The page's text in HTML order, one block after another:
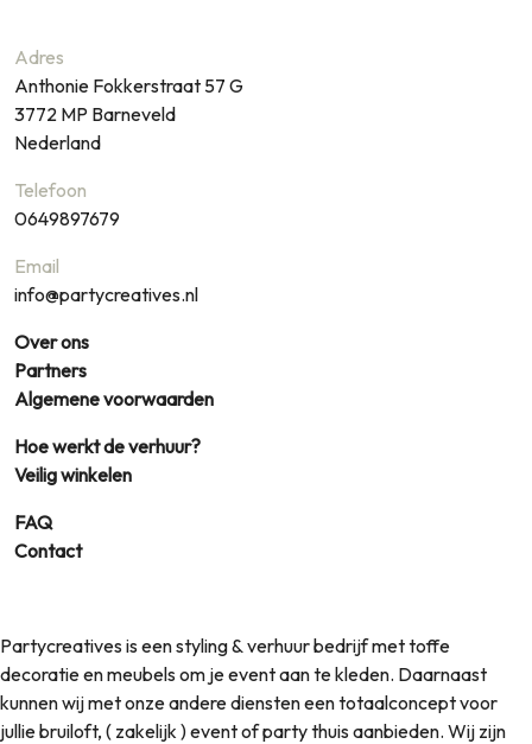
Adres
Anthonie Fokkerstraat 57 G
3772 MP Barneveld
Nederland
Telefoon
0649897679
Email
info@partycreatives.nl
Over ons
Partners
Algemene voorwaarden
Hoe werkt de verhuur?
Veilig winkelen
FAQ
Contact
Partycreatives is een styling & verhuur bedrijf met toffe
decoratie en meubels om je event aan te kleden. Daarnaast
kunnen wij met onze andere diensten een totaalconcept voor
jullie bruiloft, ( zakelijk ) event of party thuis aanbieden. Wij zijn